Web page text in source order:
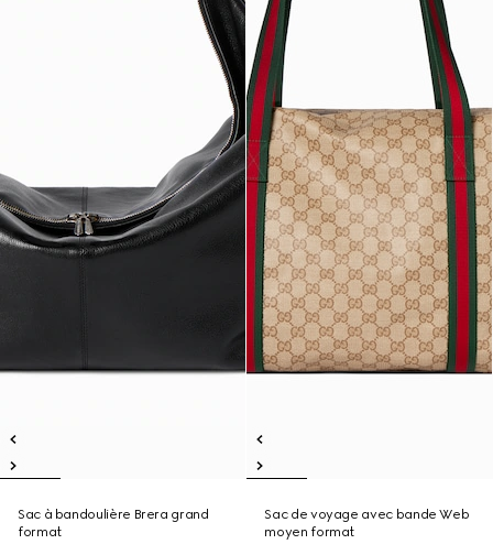
Sac à bandoulière Brera grand
format
Sac de voyage avec bande Web
moyen format